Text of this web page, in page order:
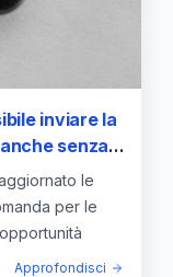
inviare la
senza
le
per le
Approfondisci